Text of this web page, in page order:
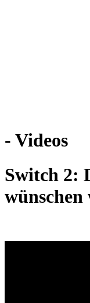
- Videos
Switch 2:
wünschen